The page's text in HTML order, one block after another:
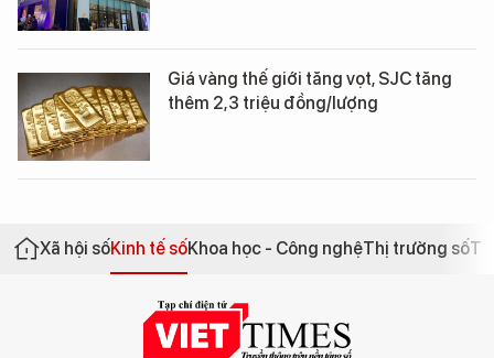
Giá vàng thế giới tăng vọt, SJC tăng
thêm 2,3 triệu đồng/lượng
Xã hội sốKinh tế sốKhoa học - Công nghệThị trường số